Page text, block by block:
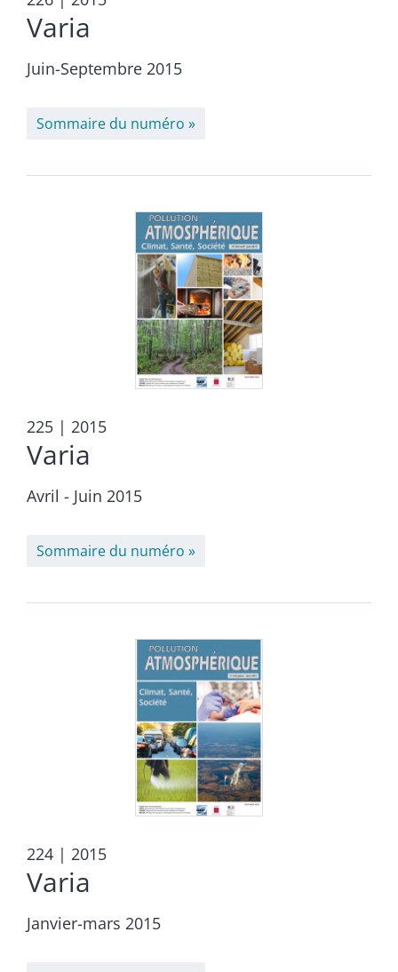
Varia
Juin-Septembre 2015
Sommaire du numéro
225 | 2015
Varia
Avril - Juin 2015
Sommaire du numéro
224 | 2015
Varia
Janvier-mars 2015